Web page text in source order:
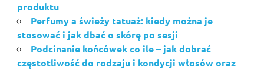
produktu
Perfumy a świeży tatuaż: kiedy można je
stosować i jak dbać o skórę po sesji
Podcinanie końcówek co ile – jak dobrać
częstotliwość do rodzaju i kondycji włosów oraz